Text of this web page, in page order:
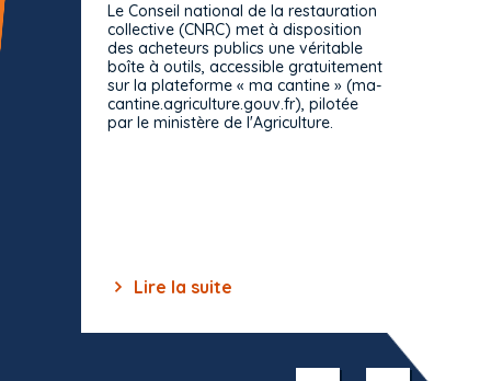
Le Conseil national de la restauration
collective (CNRC) met à disposition
des acheteurs publics une véritable
boîte à outils, accessible gratuitement
sur la plateforme « ma cantine » (ma-
cantine.agriculture.gouv.fr), pilotée
par le ministère de l'Agriculture.
Lire la suite